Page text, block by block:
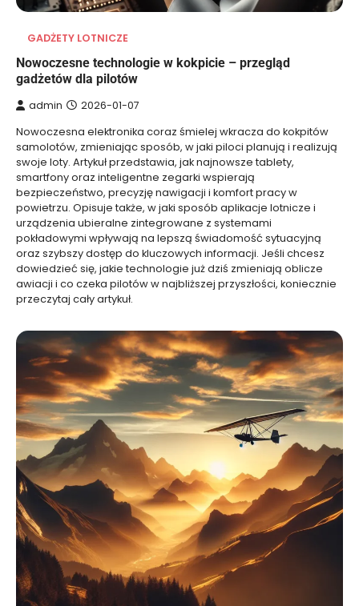
GADŻETY LOTNICZE
Nowoczesne technologie w kokpicie – przegląd
gadżetów dla pilotów
admin 2026-01-07
Nowoczesna elektronika coraz śmielej wkracza do kokpitów
samolotów, zmieniając sposób, w jaki piloci planują i realizują
swoje loty. Artykuł przedstawia, jak najnowsze tablety,
smartfony oraz inteligentne zegarki wspierają
bezpieczeństwo, precyzję nawigacji i komfort pracy w
powietrzu. Opisuje także, w jaki sposób aplikacje lotnicze i
urządzenia ubieralne zintegrowane z systemami
pokładowymi wpływają na lepszą świadomość sytuacyjną
oraz szybszy dostęp do kluczowych informacji. Jeśli chcesz
dowiedzieć się, jakie technologie już dziś zmieniają oblicze
awiacji i co czeka pilotów w najbliższej przyszłości, koniecznie
przeczytaj cały artykuł.